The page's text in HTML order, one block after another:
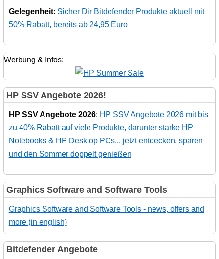
Gelegenheit: Sicher Dir Bitdefender Produkte aktuell mit
50% Rabatt, bereits ab 24,95 Euro
Werbung & Infos:
HP SSV Angebote 2026!
HP SSV Angebote 2026: HP SSV Angebote 2026 mit bis
zu 40% Rabatt auf viele Produkte, darunter starke HP
Notebooks & HP Desktop PCs... jetzt entdecken, sparen
und den Sommer doppelt genießen
Graphics Software and Software Tools
Graphics Software and Software Tools - news, offers and
more (in english)
Bitdefender Angebote